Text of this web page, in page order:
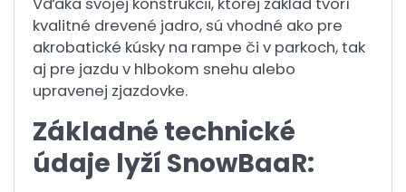
kvalitné drevené jadro, sú vhodné ako pre
akrobatické kúsky na rampe či v parkoch, tak
aj pre jazdu v hlbokom snehu alebo
upravenej zjazdovke.
Základné technické
údaje lyží SnowBaaR: